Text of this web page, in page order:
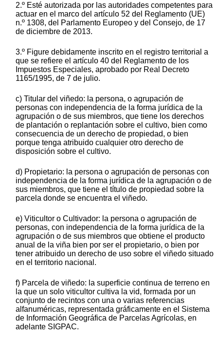
2.º Esté autorizada por las autoridades competentes para
actuar en el marco del artículo 52 del Reglamento (UE)
n.º 1308, del Parlamento Europeo y del Consejo, de 17
de diciembre de 2013.
3.º Figure debidamente inscrito en el registro territorial a
que se refiere el artículo 40 del Reglamento de los
Impuestos Especiales, aprobado por Real Decreto
1165/1995, de 7 de julio.
c) Titular del viñedo: la persona, o agrupación de
personas con independencia de la forma jurídica de la
agrupación o de sus miembros, que tiene los derechos
de plantación o replantación sobre el cultivo, bien como
consecuencia de un derecho de propiedad, o bien
porque tenga atribuido cualquier otro derecho de
disposición sobre el cultivo.
d) Propietario: la persona o agrupación de personas con
independencia de la forma jurídica de la agrupación o de
sus miembros, que tiene el título de propiedad sobre la
parcela donde se encuentra el viñedo.
e) Viticultor o Cultivador: la persona o agrupación de
personas, con independencia de la forma jurídica de la
agrupación o de sus miembros que obtiene el producto
anual de la viña bien por ser el propietario, o bien por
tener atribuido un derecho de uso sobre el viñedo situado
en el territorio nacional.
f) Parcela de viñedo: la superficie continua de terreno en
la que un solo viticultor cultiva la vid, formada por un
conjunto de recintos con una o varias referencias
alfanuméricas, representada gráficamente en el Sistema
de Información Geográfica de Parcelas Agrícolas, en
adelante SIGPAC.